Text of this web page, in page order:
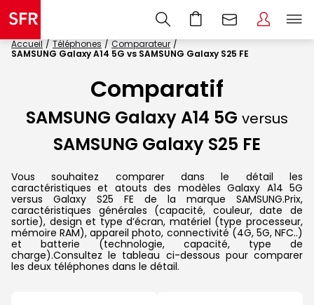
Accueil Téléphones
Comparateur
SAMSUNG Galaxy A14 5G vs SAMSUNG Galaxy S25 FE
Comparatif
SAMSUNG Galaxy A14 5G versus
SAMSUNG Galaxy S25 FE
Vous souhaitez comparer dans le détail les
caractéristiques et atouts des modèles Galaxy A14 5G
versus Galaxy S25 FE de la marque SAMSUNG.Prix,
caractéristiques générales (capacité, couleur, date de
sortie), design et type d’écran, matériel (type processeur,
mémoire RAM), appareil photo, connectivité (4G, 5G, NFC..)
et batterie (technologie, capacité, type de
charge).Consultez le tableau ci-dessous pour comparer
les deux téléphones dans le détail.